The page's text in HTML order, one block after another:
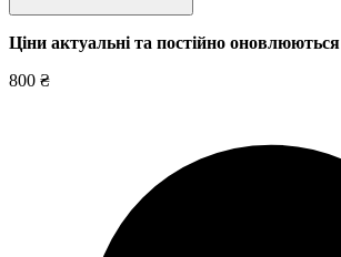
Ціни актуальні та постійно оновлюються
800 ₴